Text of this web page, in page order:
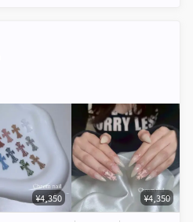
¥4,350 ¥4,350